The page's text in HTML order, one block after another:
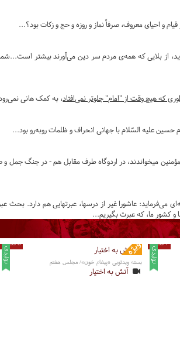
و احیای معروف، صرفاً نماز و روزه و حج و زکات بود؟...
از بلایی که همه‌ی مردم سر دین می‌آورند بیشتر
که هیچ وقت از "امام" جلوتر نمی‌افتاد، به کمک هانی
حسین علیه السّلام با جهانی انحراف و ظلمات روبه‌رو بود...
میخواندند، در اردوگاه طرف مقابل هم - در جنگ جمل
خامنه‌ای می‌فرماید: عاشورا غیر از درسها، عبرتهایی هم دارد. بحث
کشور ما، که عبرت بگیریم...
7 دقیقه 8 دقیقه
بسته ویدئویی «پیغام خون»/ مجلس هفتم
آتش به اختیار